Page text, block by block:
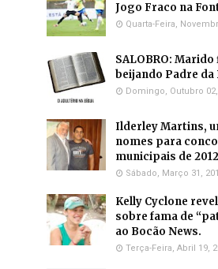
Jogo Fraco na
Quarta-Feira,
SALOBRO:
beijando Padre
Domingo, Outubro 02,
Ilderley Martins,
nomes para
municipais de 2012
Sábado, Março 31,
Kelly Cyclone
sobre fama de
ao Bocão News.
Terça-Feira, Abril 19,